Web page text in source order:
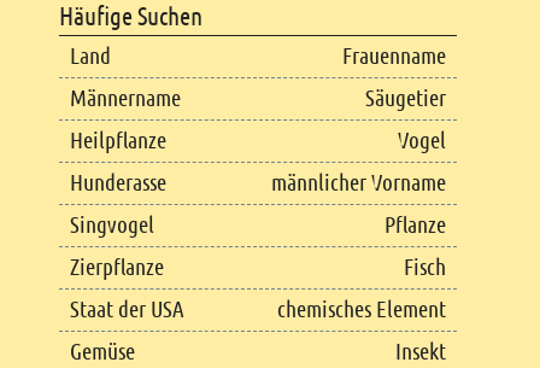
Häufige Suchen
Land
Frauenname
Männername
Säugetier
Heilpflanze
Vogel
Hunderasse
männlicher Vorname
Singvogel
Pflanze
Zierpflanze
Fisch
Staat der USA
chemisches Element
Gemüse
Insekt